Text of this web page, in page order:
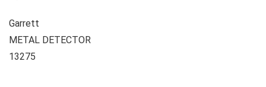
Garrett
METAL DETECTOR
13275